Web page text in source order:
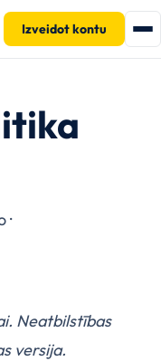
Izveidot kontu
·
Neatbilstības
versija.